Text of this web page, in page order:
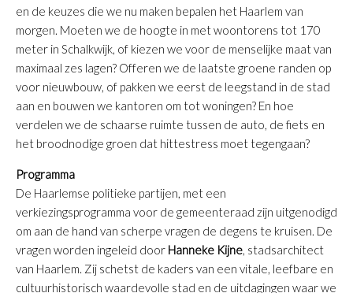
en de keuzes die we nu maken bepalen het Haarlem van
morgen. Moeten we de hoogte in met woontorens tot 170
meter in Schalkwijk, of kiezen we voor de menselijke maat van
maximaal zes lagen? Offeren we de laatste groene randen op
voor nieuwbouw, of pakken we eerst de leegstand in de stad
aan en bouwen we kantoren om tot woningen? En hoe
verdelen we de schaarse ruimte tussen de auto, de fiets en
het broodnodige groen dat hittestress moet tegengaan?
Programma
De Haarlemse politieke partijen, met een
verkiezingsprogramma voor de gemeenteraad zijn uitgenodigd
om aan de hand van scherpe vragen de degens te kruisen. De
vragen worden ingeleid door Hanneke Kijne, stadsarchitect
van Haarlem. Zij schetst de kaders van een vitale, leefbare en
cultuurhistorisch waardevolle stad en de uitdagingen waar we